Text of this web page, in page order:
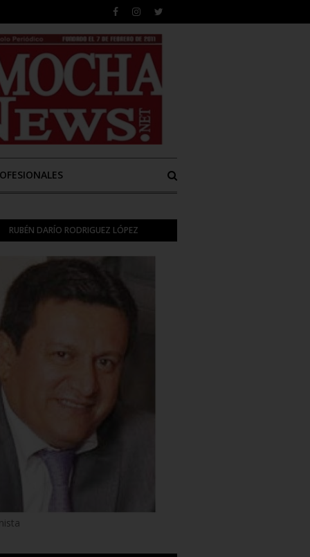
RUBÉN DARÍO RODRIGUEZ LÓPEZ